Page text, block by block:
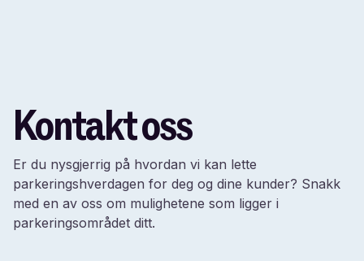
Kontakt oss
Er du nysgjerrig på hvordan vi kan lette
parkeringshverdagen for deg og dine kunder? Snakk
med en av oss om mulighetene som ligger i
parkeringsområdet ditt.